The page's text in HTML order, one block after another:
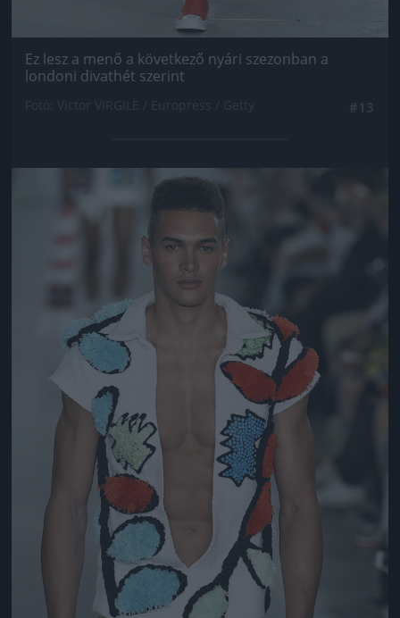
Ez lesz a menő a következő nyári szezonban a
londoni divathét szerint
Jön még kép!